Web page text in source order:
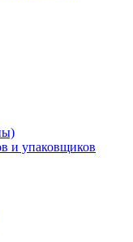
и упаковщиков